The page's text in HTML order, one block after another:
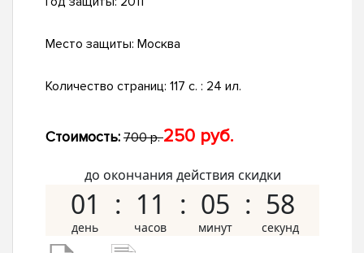
Место защиты: Москва
Количество страниц: 117 с. : 24 ил.
Стоимость: 700 р.250 руб.
до окончания действия скидки
01 11 05 57